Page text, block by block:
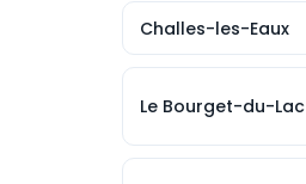
Challes-les-Eaux
Le Bourget-du-Lac